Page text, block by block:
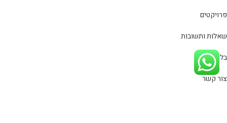
פרויקטים
שאלות ותשובות
בלוג
צור קשר